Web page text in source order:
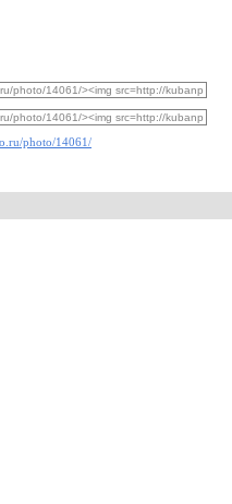
photo/14061/